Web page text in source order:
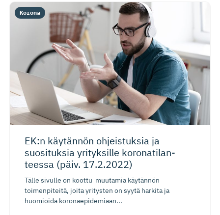
EK:n käytännön ohjeistuksia ja
suosituksia yrityksille koronatilan­
teessa (päiv. 17.2.2022)
Tälle sivulle on koottu muutamia käytännön
toimenpiteitä, joita yritysten on syytä harkita ja
huomioida koronaepidemiaan...
Korona